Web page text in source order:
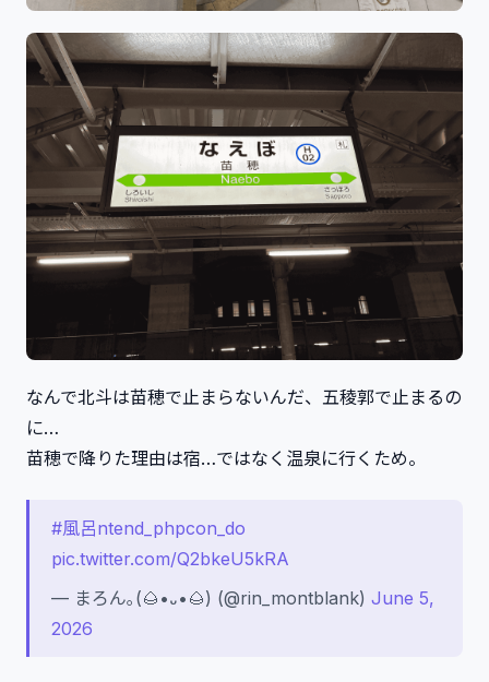
なんで北斗は苗穂で止まらないんだ、五稜郭で止まるの
に…
苗穂で降りた理由は宿…ではなく温泉に行くため。
#風呂ntend_phpcon_do
pic.twitter.com/Q2bkeU5kRA
— まろん｡(🌰•᎑•🌰) (@rin_montblank) June 5,
2026